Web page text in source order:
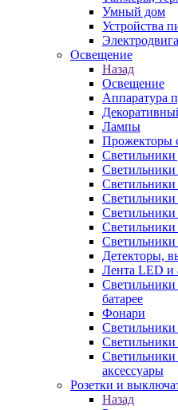
Умный дом
Устройства
Освещение
Назад
Освещение
Аппаратура
Лампы
Прожекторы
Светильники
Светильники
Детекторы,
Лента LED и
Светильники
батарее
Фонари
Светильники
аксессуары
Розетки и
Назад